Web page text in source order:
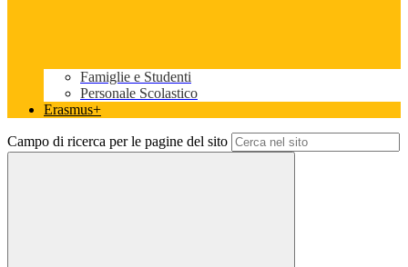
Famiglie e Studenti
Personale Scolastico
Erasmus+
Campo di ricerca per le pagine del sito